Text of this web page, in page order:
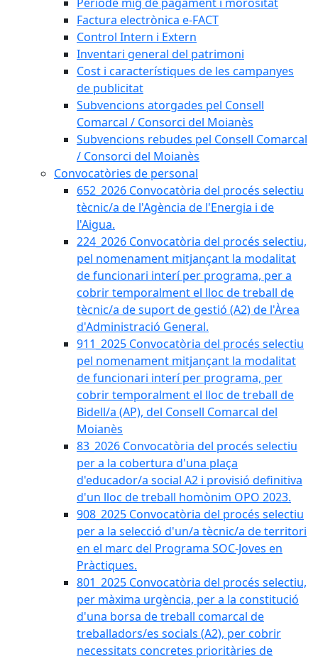
Factura electrònica e-FACT
Control Intern i Extern
Inventari general del patrimoni
Cost i característiques de les campanyes
de publicitat
Subvencions atorgades pel Consell
Comarcal / Consorci del Moianès
Subvencions rebudes pel Consell Comarcal
/ Consorci del Moianès
Convocatòries de personal
652_2026 Convocatòria del procés selectiu
tècnic/a de l'Agència de l'Energia i de
l'Aigua.
224_2026 Convocatòria del procés selectiu,
pel nomenament mitjançant la modalitat
de funcionari interí per programa, per a
cobrir temporalment el lloc de treball de
tècnic/a de suport de gestió (A2) de l'Àrea
d'Administració General.
911_2025 Convocatòria del procés selectiu
pel nomenament mitjançant la modalitat
de funcionari interí per programa, per
cobrir temporalment el lloc de treball de
Bidell/a (AP), del Consell Comarcal del
Moianès
83_2026 Convocatòria del procés selectiu
per a la cobertura d'una plaça
d'educador/a social A2 i provisió definitiva
d'un lloc de treball homònim OPO 2023.
908_2025 Convocatòria del procés selectiu
per a la selecció d'un/a tècnic/a de territori
en el marc del Programa SOC-Joves en
Pràctiques.
801_2025 Convocatòria del procés selectiu,
per màxima urgència, per a la constitució
d'una borsa de treball comarcal de
treballadors/es socials (A2), per cobrir
necessitats concretes prioritàries de